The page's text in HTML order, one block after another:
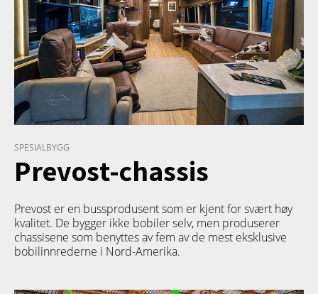
SPESIALBYGG
Prevost-chassis
Prevost er en bussprodusent som er kjent for svært høy
kvalitet. De bygger ikke bobiler selv, men produserer
chassisene som benyttes av fem av de mest eksklusive
bobilinnrederne i Nord-Amerika.